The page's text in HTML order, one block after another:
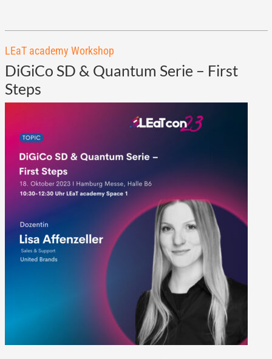
LEaT academy Workshop
DiGiCo SD & Quantum Serie – First
Steps